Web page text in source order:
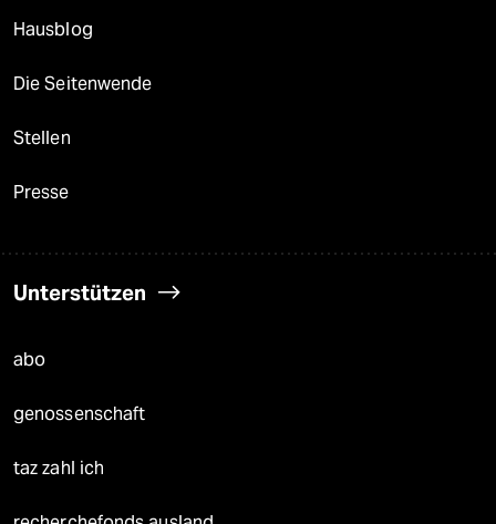
Hausblog
Die Seitenwende
Stellen
Presse
Unterstützen
abo
genossenschaft
taz zahl ich